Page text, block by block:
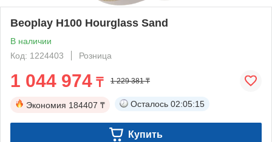
Beoplay H100 Hourglass Sand
В наличии
Код: 1224403
Розница
1 044 974 ₸ 1 229 381 ₸
Экономия 184407 ₸ Осталось 02:05:13
Купить